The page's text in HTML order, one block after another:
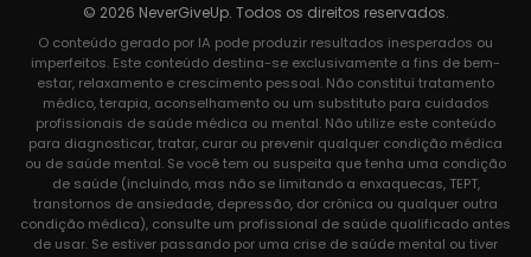
© 2026 NeverGiveUp. Todos os direitos reservados.
O conteúdo gerado por IA pode produzir resultados inesperados ou
imperfeitos. Este conteúdo destina-se exclusivamente a fins de bem-
estar, relaxamento e crescimento pessoal. Não constitui tratamento
médico, terapia, aconselhamento ou um substituto para cuidados
profissionais de saúde médica ou mental. Não utilize este conteúdo
para diagnosticar, tratar, curar ou prevenir qualquer condição médica
ou de saúde mental. Se você tem ou suspeita que tenha uma condição
de saúde (incluindo, mas não se limitando a enxaquecas, TEPT,
transtornos de ansiedade, depressão, dor crônica ou qualquer outra
condição médica), consulte um profissional de saúde qualificado antes
de usar. Se estiver passando por uma crise de saúde mental ou tiver